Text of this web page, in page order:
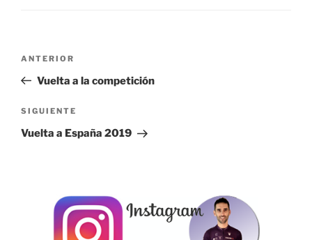
entradas
Entrada
anterior:
ANTERIOR
Vuelta a la competición
Siguiente
entrada
SIGUIENTE
Vuelta a España 2019